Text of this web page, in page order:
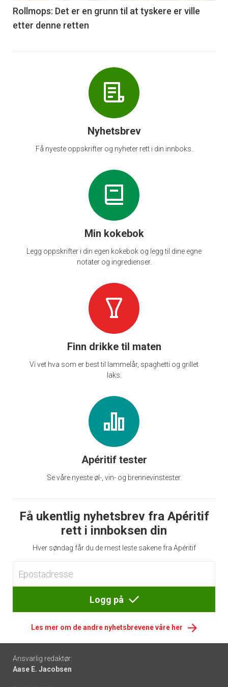
6
Rollmops: Det er en grunn til at tyskere er ville
etter denne retten
Nyhetsbrev
Få nyeste oppskrifter og nyheter rett i din innboks.
Min kokebok
Legg oppskrifter i din egen kokebok og legg til dine egne
notater og ingredienser.
Finn drikke til maten
Vi vet hva som er best til lammelår, spaghetti og grillet
laks.
Apéritif tester
Se våre nyeste øl-, vin- og brennevinstester.
Få ukentlig nyhetsbrev fra Apéritif
rett i innboksen din
Hver søndag får du de mest leste sakene fra Apéritif
Logg på
Les mer om de andre nyhetsbrevene våre her
Footer
-
Ansvarlig redaktør:
Aase E. Jacobsen